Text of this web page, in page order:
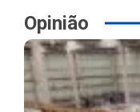
Opinião